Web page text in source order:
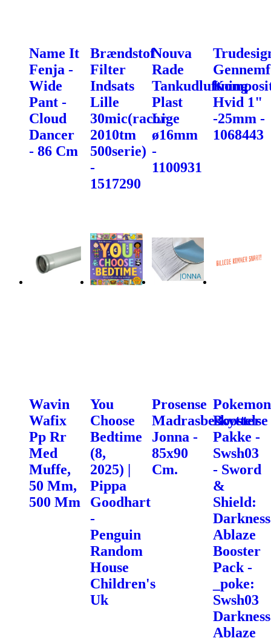
Name It
Fenja -
Wide
Pant -
Cloud
Dancer
- 86 Cm
Brændstof
Filter
Indsats
Lille
30mic(racor
2010tm
500serie)
-
1517290
Nouva
Rade
Tankudluftning
Plast
Lige
ø16mm
-
1100931
Hvid 1"
-25mm -
1068443
Wavin
Wafix
Pp Rr
Med
Muffe,
50 Mm,
500 Mm
You
Choose
Bedtime
(8,
2025) |
Pippa
Goodhart
-
Penguin
Random
House
Children's
Uk
Prosense
Madrasbeskyttelse
Jonna -
85x90
Cm.
Pokemon
Booster
Pakke -
Swsh03
- Sword
&
Shield:
Darkness
Ablaze
Booster
Pack -
_poke:
Swsh03
Darkness
Ablaze